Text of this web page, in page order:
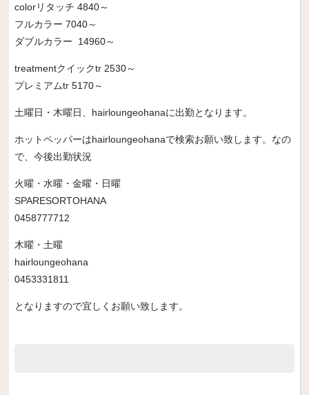
colorリタッチ 4840～
フルカラー 7040～
ダブルカラー 14960～
treatmentクイックtr 2530～
プレミアムtr 5170～
土曜日・木曜日、hairloungeohanaに出勤となります。
ホットペッパーはhairloungeohanaで検索お願い致します。なの
で、今後出勤状況
火曜・水曜・金曜・日曜
SPARESORTOHANA
0458777712
木曜・土曜
hairloungeohana
0453331811
となりますので宜しくお願い致します。